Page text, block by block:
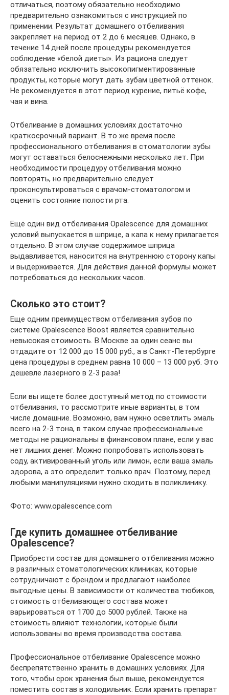
отличаться, поэтому обязательно необходимо
предварительно ознакомиться с инструкцией по
применении. Результат домашнего отбеливания
закрепляет на период от 2 до 6 месяцев. Однако, в
течение 14 дней после процедуры рекомендуется
соблюдение «белой диеты». Из рациона следует
обязательно исключить высокопигментированные
продукты, которые могут дать зубам цветной оттенок.
Не рекомендуется в этот период курение, питьё кофе,
чая и вина.
Отбеливание в домашних условиях достаточно
краткосрочный вариант. В то же время после
профессионального отбеливания в стоматологии зубы
могут оставаться белоснежными несколько лет. При
необходимости процедуру отбеливания можно
повторять, но предварительно следует
проконсультироваться с врачом-стоматологом и
оценить состояние полости рта.
Ещё один вид отбеливания Opalescence для домашних
условий выпускается в шприце, а капа к нему прилагается
отдельно. В этом случае содержимое шприца
выдавливается, наносится на внутреннюю сторону капы
и выдерживается. Для действия данной формулы может
потребоваться до нескольких часов.
Сколько это стоит?
Еще одним преимуществом отбеливания зубов по
системе Opalescence Boost является сравнительно
невысокая стоимость. В Москве за один сеанс вы
отдадите от 12 000 до 15 000 руб., а в Санкт-Петербурге
цена процедуры в среднем равна 10 000 – 13 000 руб. Это
дешевле лазерного в 2-3 раза!
Если вы ищете более доступный метод по стоимости
отбеливания, то рассмотрите иные варианты, в том
числе домашние. Возможно, вам нужно осветлить эмаль
всего на 2-3 тона, в таком случае профессиональные
методы не рациональны в финансовом плане, если у вас
нет лишних денег. Можно попробовать использовать
соду, активированный уголь или лимон, если ваша эмаль
здорова, а это определит только врач. Поэтому, перед
любыми манипуляциями нужно сходить в поликлинику.
Фото: www.opalescence.com
Где купить домашнее отбеливание
Opalescence?
Приобрести состав для домашнего отбеливания можно
в различных стоматологических клиниках, которые
сотрудничают с брендом и предлагают наиболее
выгодные цены. В зависимости от количества тюбиков,
стоимость отбеливающего состава может
варьироваться от 1700 до 5000 рублей. Также на
стоимость влияют технологии, которые были
использованы во время производства состава.
Профессиональное отбеливание Opalescence можно
беспрепятственно хранить в домашних условиях. Для
того, чтобы срок хранения был выше, рекомендуется
поместить состав в холодильник. Если хранить препарат